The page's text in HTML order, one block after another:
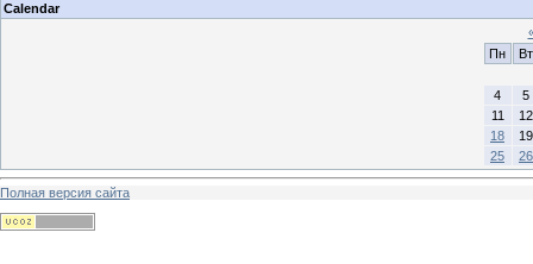
Calendar
Пн
Вт
4
5
11
12
18
19
25
26
Полная версия сайта